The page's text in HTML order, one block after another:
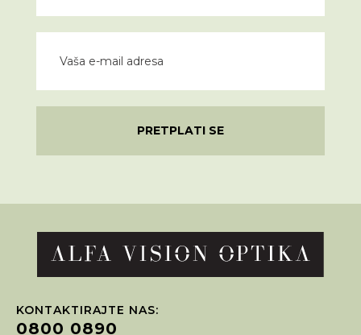
PRETPLATI SE
KONTAKTIRAJTE NAS:
0800 0890